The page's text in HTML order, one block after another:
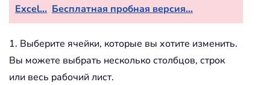
Excel... Бесплатная пробная версия...
1. Выберите ячейки, которые вы хотите изменить.
Вы можете выбрать несколько столбцов, строк
или весь рабочий лист.